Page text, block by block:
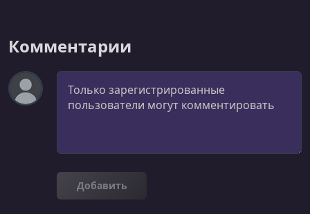
Комментарии
Комментарий
Добавить